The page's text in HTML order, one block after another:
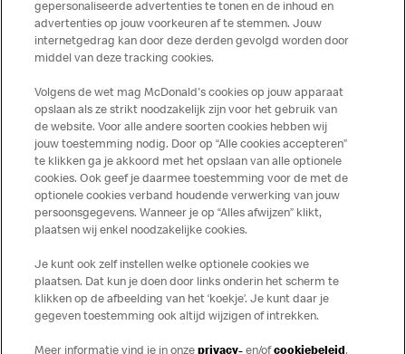
te houden. De verstrekte informatie is alleen van
toepassing op de in Nederland verkochte producten. Voor
meer informatie over voedingswaarden en allergenen kijk
op de McDonald's website of in de McDonald’s App.
Publicatiefouten voorbehouden.
Over ons
Services
Contact
gepersonaliseerde advertenties te tonen en de inhoud en
advertenties op jouw voorkeuren af te stemmen. Jouw
internetgedrag kan door deze derden gevolgd worden door
middel van deze tracking cookies.
Volgens de wet mag McDonald's cookies op jouw apparaat
opslaan als ze strikt noodzakelijk zijn voor het gebruik van
de website. Voor alle andere soorten cookies hebben wij
jouw toestemming nodig. Door op “Alle cookies accepteren”
te klikken ga je akkoord met het opslaan van alle optionele
cookies. Ook geef je daarmee toestemming voor de met de
optionele cookies verband houdende verwerking van jouw
persoonsgegevens. Wanneer je op “Alles afwijzen” klikt,
plaatsen wij enkel noodzakelijke cookies.
Je kunt ook zelf instellen welke optionele cookies we
plaatsen. Dat kun je doen door links onderin het scherm te
klikken op de afbeelding van het ‘koekje’. Je kunt daar je
gegeven toestemming ook altijd wijzigen of intrekken.